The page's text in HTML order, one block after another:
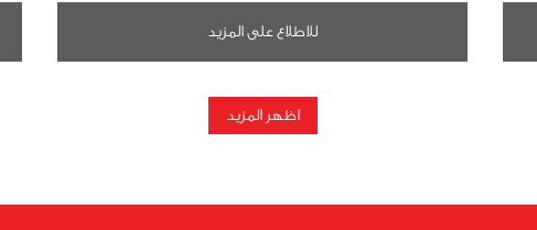
للاطلاع على المزيد
اظهر المزيد